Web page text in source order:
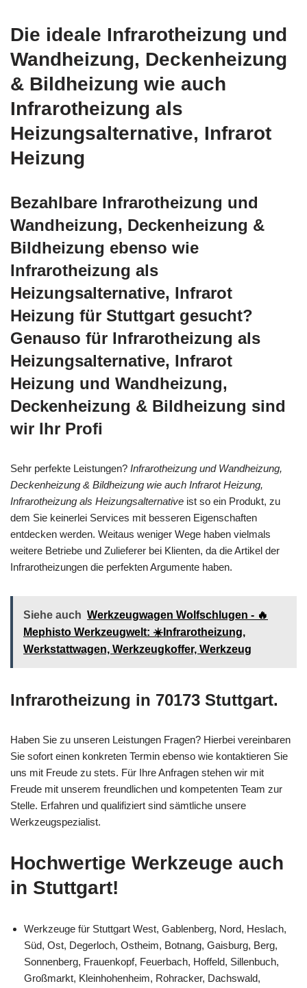
Die ideale Infrarotheizung und
Wandheizung, Deckenheizung
& Bildheizung wie auch
Infrarotheizung als
Heizungsalternative, Infrarot
Heizung
Bezahlbare Infrarotheizung und
Wandheizung, Deckenheizung &
Bildheizung ebenso wie
Infrarotheizung als
Heizungsalternative, Infrarot
Heizung für Stuttgart gesucht?
Genauso für Infrarotheizung als
Heizungsalternative, Infrarot
Heizung und Wandheizung,
Deckenheizung & Bildheizung sind
wir Ihr Profi
Sehr perfekte Leistungen? Infrarotheizung und Wandheizung,
Deckenheizung & Bildheizung wie auch Infrarot Heizung,
Infrarotheizung als Heizungsalternative ist so ein Produkt, zu
dem Sie keinerlei Services mit besseren Eigenschaften
entdecken werden. Weitaus weniger Wege haben vielmals
weitere Betriebe und Zulieferer bei Klienten, da die Artikel der
Infrarotheizungen die perfekten Argumente haben.
Siehe auch Werkzeugwagen Wolfschlugen - 🔥
Mephisto Werkzeugwelt: ☀️Infrarotheizung,
Werkstattwagen, Werkzeugkoffer, Werkzeug
Infrarotheizung in 70173 Stuttgart.
Haben Sie zu unseren Leistungen Fragen? Hierbei vereinbaren
Sie sofort einen konkreten Termin ebenso wie kontaktieren Sie
uns mit Freude zu stets. Für Ihre Anfragen stehen wir mit
Freude mit unserem freundlichen und kompetenten Team zur
Stelle. Erfahren und qualifiziert sind sämtliche unsere
Werkzeugspezialist.
Hochwertige Werkzeuge auch
in Stuttgart!
Werkzeuge für Stuttgart West, Gablenberg, Nord, Heslach,
Süd, Ost, Degerloch, Ostheim, Botnang, Gaisburg, Berg,
Sonnenberg, Frauenkopf, Feuerbach, Hoffeld, Sillenbuch,
Großmarkt, Kleinhohenheim, Rohracker, Dachswald,